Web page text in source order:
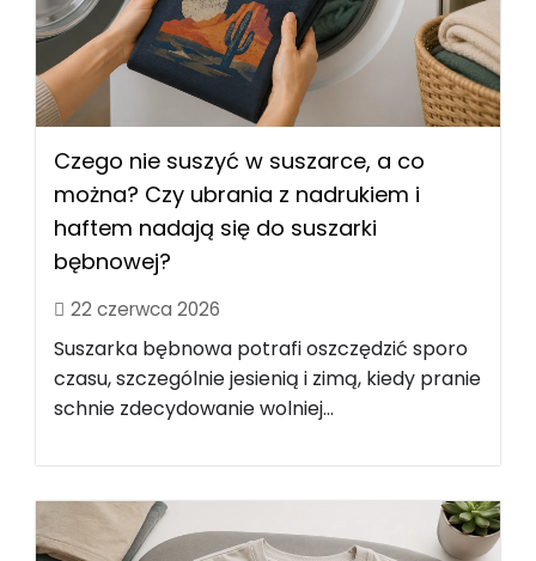
Czego nie suszyć w suszarce, a co
można? Czy ubrania z nadrukiem i
haftem nadają się do suszarki
bębnowej?
22 czerwca 2026
Suszarka bębnowa potrafi oszczędzić sporo
czasu, szczególnie jesienią i zimą, kiedy pranie
schnie zdecydowanie wolniej...